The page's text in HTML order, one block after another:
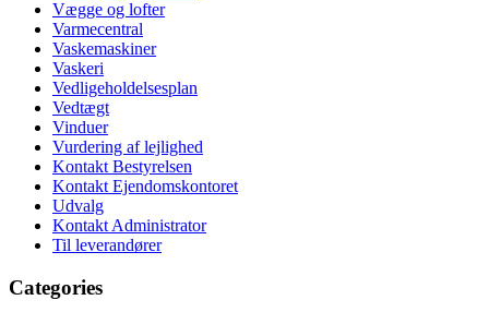
Vægge og lofter
Varmecentral
Vaskemaskiner
Vaskeri
Vedligeholdelsesplan
Vedtægt
Vinduer
Vurdering af lejlighed
Kontakt Bestyrelsen
Kontakt Ejendomskontoret
Udvalg
Kontakt Administrator
Til leverandører
Categories